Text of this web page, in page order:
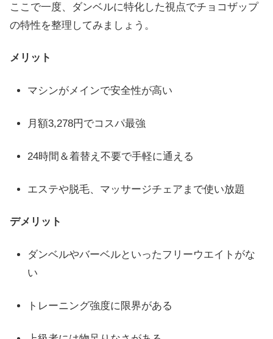
ここで一度、ダンベルに特化した視点でチョコザップ
の特性を整理してみましょう。
メリット
マシンがメインで安全性が高い
月額3,278円でコスパ最強
24時間＆着替え不要で手軽に通える
エステや脱毛、マッサージチェアまで使い放題
デメリット
ダンベルやバーベルといったフリーウエイトがな
い
トレーニング強度に限界がある